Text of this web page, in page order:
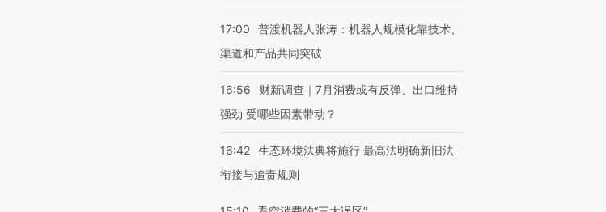
17:00
普渡机器人张涛：机器人规模化靠技术、
渠道和产品共同突破
16:56
财新调查｜7月消费或有反弹、出口维持
强劲 受哪些因素带动？
16:42 生态环境法典将施行 最高法明确新旧法
衔接与追责规则